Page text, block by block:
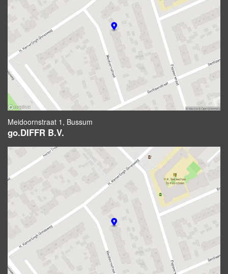
Meidoornstraat 1, Bussum
go.DIFFR B.V.